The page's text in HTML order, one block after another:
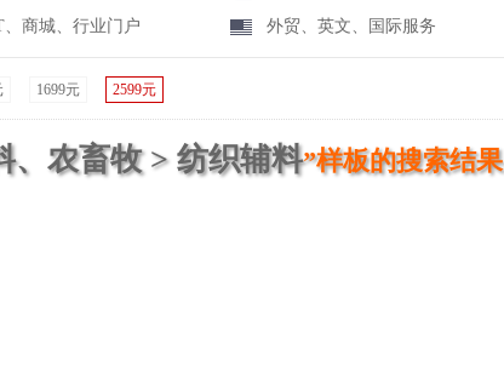
、商城、行业门户 外贸、英文、国际服务
1699元 2599元
、农畜牧 > 纺织辅料”样板的搜索结果